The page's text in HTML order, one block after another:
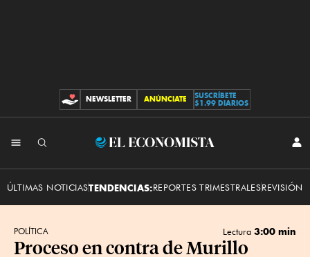
CONTRIBUCIONES
NEWSLETTER ANÚNCIATE
SUSCRÍBETE
$1.99 DIARIOS
El
ÚLTIMAS NOTICIASTENDENCIAS:REPORTES TRIMESTRALESREVISIÓN
POLÍTICA Lectura 3:00 min
Proceso en contra de Murillo